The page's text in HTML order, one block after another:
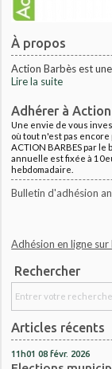
À propos
Action Barbès est
Lire la suite
Adhérer à
Une envie de vous
où tout n'est pas encore
ACTION BARBES par
annuelle est fixée à
hebdomadaire.
Bulletin d'adhésion
Adhésion en ligne sur
Rechercher
Articles récents
11h01 08 févr. 2026